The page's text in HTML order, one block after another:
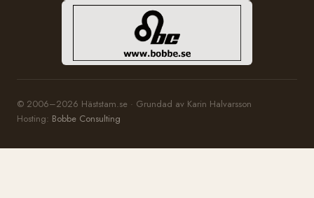
© 2006–2026 Häststam.se · Grundad av Karin Halvarsson
Hosting: Bobbe Consulting